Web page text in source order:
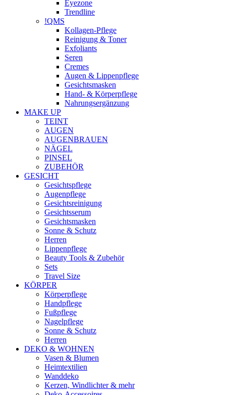
Eyezone
Trendline
!QMS
Kollagen-Pflege
Reinigung & Toner
Exfoliants
Seren
Cremes
Augen & Lippenpflege
Gesichtsmasken
Hand- & Körperpflege
Nahrungsergänzung
MAKE UP
TEINT
AUGEN
AUGENBRAUEN
NÄGEL
PINSEL
ZUBEHÖR
GESICHT
Gesichtspflege
Augenpflege
Gesichtsreinigung
Gesichtsserum
Gesichtsmasken
Sonne & Schutz
Herren
Lippenpflege
Beauty Tools & Zubehör
Sets
Travel Size
KÖRPER
Körperpflege
Handpflege
Fußpflege
Nagelpflege
Sonne & Schutz
Herren
DEKO & WOHNEN
Vasen & Blumen
Heimtextilien
Wanddeko
Kerzen, Windlichter & mehr